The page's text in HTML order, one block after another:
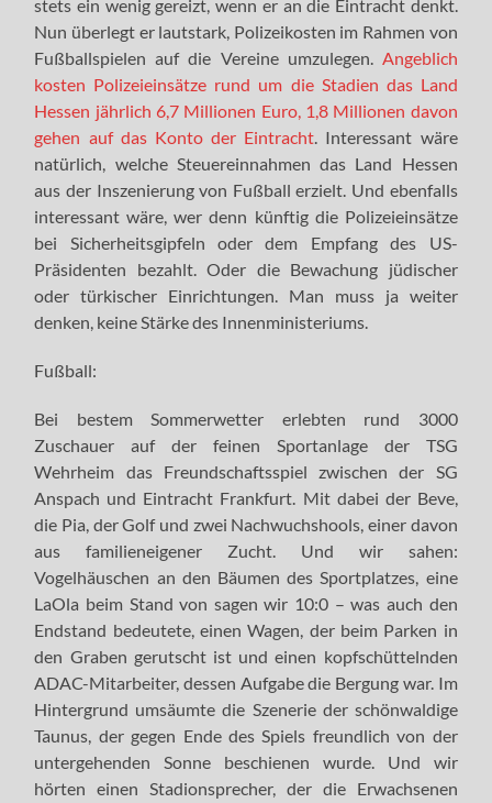
stets ein wenig gereizt, wenn er an die Eintracht denkt.
Nun überlegt er lautstark, Polizeikosten im Rahmen von
Fußballspielen auf die Vereine umzulegen. Angeblich
kosten Polizeieinsätze rund um die Stadien das Land
Hessen jährlich 6,7 Millionen Euro, 1,8 Millionen davon
gehen auf das Konto der Eintracht . Interessant wäre
natürlich, welche Steuereinnahmen das Land Hessen
aus der Inszenierung von Fußball erzielt. Und ebenfalls
interessant wäre, wer denn künftig die Polizeieinsätze
bei Sicherheitsgipfeln oder dem Empfang des US-
Präsidenten bezahlt. Oder die Bewachung jüdischer
oder türkischer Einrichtungen. Man muss ja weiter
denken, keine Stärke des Innenministeriums.
Fußball:
Bei bestem Sommerwetter erlebten rund 3000
Zuschauer auf der feinen Sportanlage der TSG
Wehrheim das Freundschaftsspiel zwischen der SG
Anspach und Eintracht Frankfurt. Mit dabei der Beve,
die Pia, der Golf und zwei Nachwuchshools, einer davon
aus familieneigener Zucht. Und wir sahen:
Vogelhäuschen an den Bäumen des Sportplatzes, eine
LaOla beim Stand von sagen wir 10:0 – was auch den
Endstand bedeutete, einen Wagen, der beim Parken in
den Graben gerutscht ist und einen kopfschüttelnden
ADAC-Mitarbeiter, dessen Aufgabe die Bergung war. Im
Hintergrund umsäumte die Szenerie der schönwaldige
Taunus, der gegen Ende des Spiels freundlich von der
untergehenden Sonne beschienen wurde. Und wir
hörten einen Stadionsprecher, der die Erwachsenen